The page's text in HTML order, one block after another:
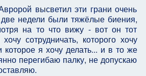
высветил эти грани очень
недели были тяжёлые биения,
на то что вижу - вот он тот
сотрудничать, которого хочу
я хочу делать... и в то же
перегибаю палку, не допускаю